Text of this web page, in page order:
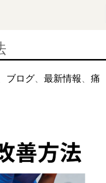
ブログ、 最新情報、 痛